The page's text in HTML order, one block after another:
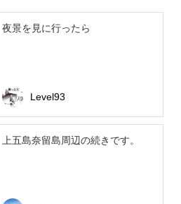
夜景を見に行ったら
Level93
上五島奈留島周辺の続きです。